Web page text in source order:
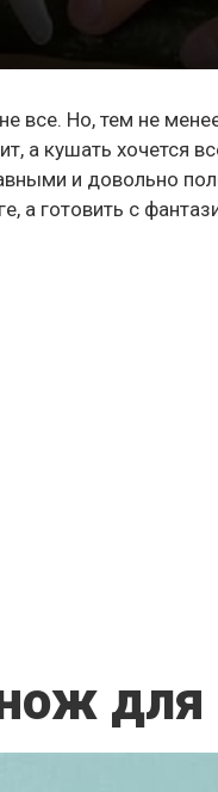
все. Но, тем не
а кушать хочется
и довольно
а готовить с
для